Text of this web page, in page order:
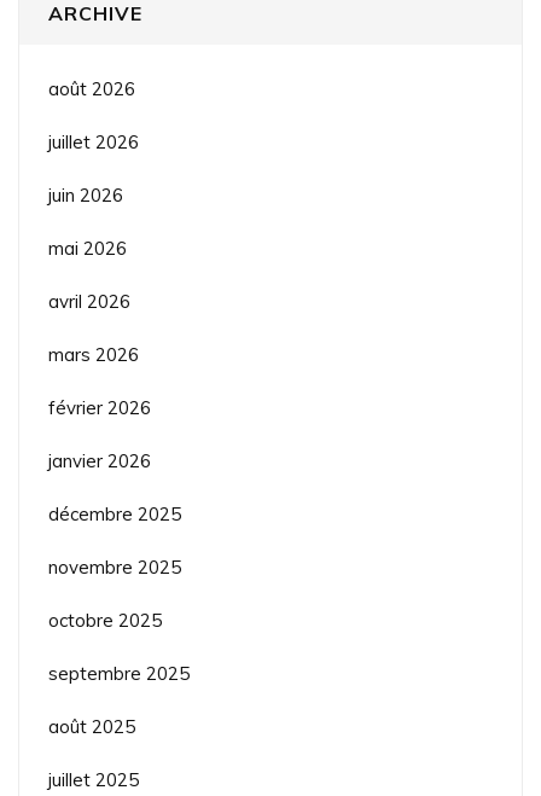
ARCHIVE
août 2026
juillet 2026
juin 2026
mai 2026
avril 2026
mars 2026
février 2026
janvier 2026
décembre 2025
novembre 2025
octobre 2025
septembre 2025
août 2025
juillet 2025